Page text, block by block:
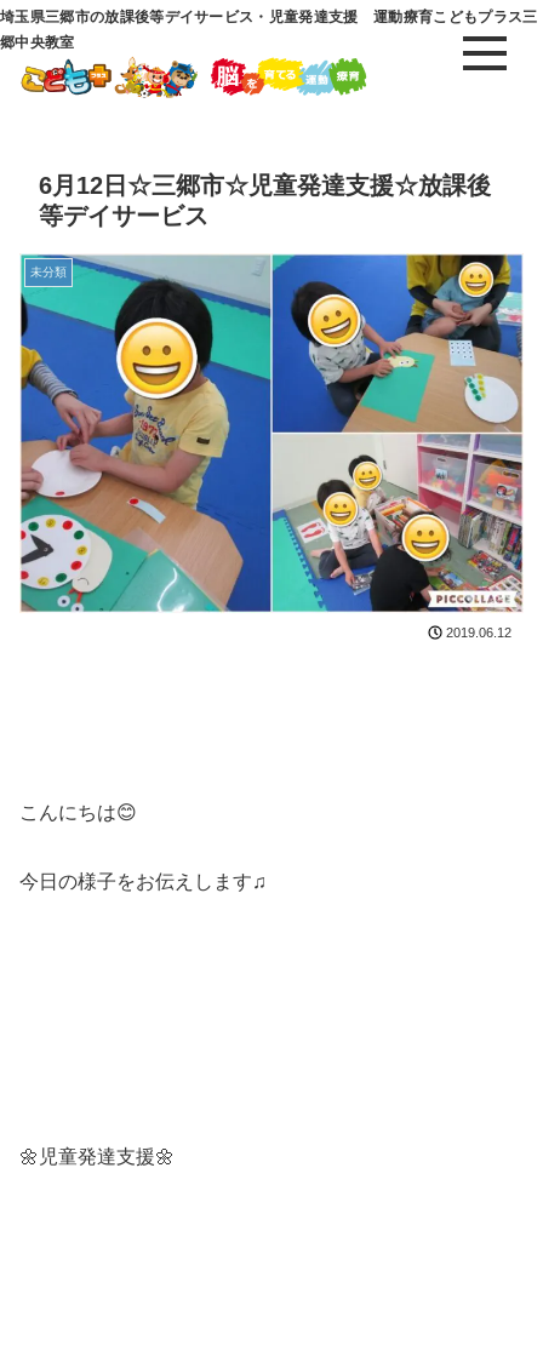
埼玉県三郷市の放課後等デイサービス・児童発達支援 運動療育こどもプラス三
郷中央教室
6月12日☆三郷市☆児童発達支援☆放課後
等デイサービス
未分類
2019.06.12
こんにちは😊
今日の様子をお伝えします♫
🌼児童発達支援🌼